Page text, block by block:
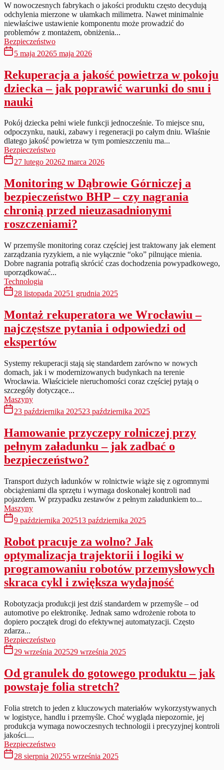
W nowoczesnych fabrykach o jakości produktu często decydują
odchylenia mierzone w ułamkach milimetra. Nawet minimalnie
niewłaściwe ustawienie komponentu może prowadzić do
problemów z montażem, obniżenia...
Bezpieczeństwo
5 maja 20265 maja 2026
Rekuperacja a jakość powietrza w pokoju
dziecka – jak poprawić warunki do snu i
nauki
Pokój dziecka pełni wiele funkcji jednocześnie. To miejsce snu,
odpoczynku, nauki, zabawy i regeneracji po całym dniu. Właśnie
dlatego jakość powietrza w tym pomieszczeniu ma...
Bezpieczeństwo
27 lutego 20262 marca 2026
Monitoring w Dąbrowie Górniczej a
bezpieczeństwo BHP – czy nagrania
chronią przed nieuzasadnionymi
roszczeniami?
W przemyśle monitoring coraz częściej jest traktowany jak element
zarządzania ryzykiem, a nie wyłącznie “oko” pilnujące mienia.
Dobre nagrania potrafią skrócić czas dochodzenia powypadkowego,
uporządkować...
Technologia
28 listopada 20251 grudnia 2025
Montaż rekuperatora we Wrocławiu –
najczęstsze pytania i odpowiedzi od
ekspertów
Systemy rekuperacji stają się standardem zarówno w nowych
domach, jak i w modernizowanych budynkach na terenie
Wrocławia. Właściciele nieruchomości coraz częściej pytają o
szczegóły dotyczące...
Maszyny
23 października 202523 października 2025
Hamowanie przyczepy rolniczej przy
pełnym załadunku – jak zadbać o
bezpieczeństwo?
Transport dużych ładunków w rolnictwie wiąże się z ogromnymi
obciążeniami dla sprzętu i wymaga doskonałej kontroli nad
pojazdem. W przypadku zestawów z pełnym załadunkiem to...
Maszyny
9 października 202513 października 2025
Robot pracuje za wolno? Jak
optymalizacja trajektorii i logiki w
programowaniu robotów przemysłowych
skraca cykl i zwiększa wydajność
Robotyzacja produkcji jest dziś standardem w przemyśle – od
automotive po elektronikę. Jednak samo wdrożenie robota to
dopiero początek drogi do efektywnej automatyzacji. Często
zdarza...
Bezpieczeństwo
29 września 202529 września 2025
Od granulek do gotowego produktu – jak
powstaje folia stretch?
Folia stretch to jeden z kluczowych materiałów wykorzystywanych
w logistyce, handlu i przemyśle. Choć wygląda niepozornie, jej
produkcja wymaga nowoczesnych technologii i precyzyjnej kontroli
jakości....
Bezpieczeństwo
28 sierpnia 20255 września 2025